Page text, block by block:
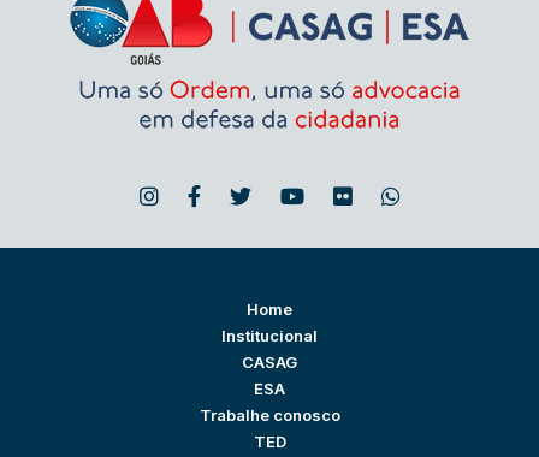
Home
Institucional
CASAG
ESA
Trabalhe conosco
TED